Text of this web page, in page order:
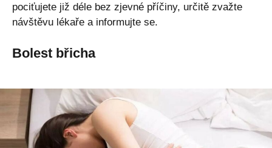
pociťujete již déle bez zjevné příčiny, určitě zvažte
návštěvu lékaře a informujte se.
Bolest břicha